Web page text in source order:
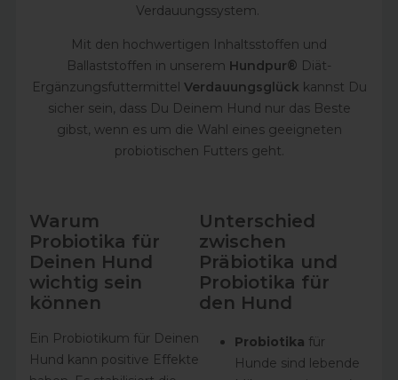
Verdauungssystem.
Mit den hochwertigen Inhaltsstoffen und
Ballaststoffen in unserem Hundpur® Diät-
Ergänzungsfuttermittel Verdauungsglück kannst Du
sicher sein, dass Du Deinem Hund nur das Beste
gibst, wenn es um die Wahl eines geeigneten
probiotischen Futters geht.
Warum
Probiotika für
Deinen Hund
wichtig sein
können
Ein Probiotikum für Deinen
Hund kann positive Effekte
Unterschied
zwischen
Präbiotika und
Probiotika für
den Hund
Probiotika für
Hunde sind lebende